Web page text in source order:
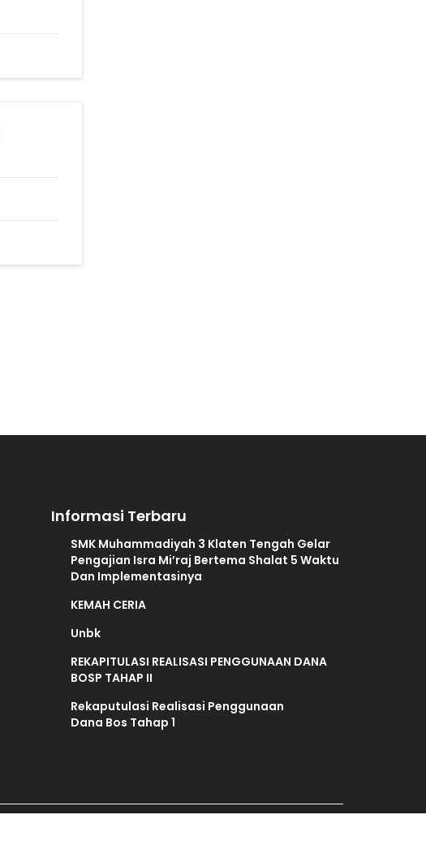
Informasi Terbaru
SMK Muhammadiyah 3 Klaten Tengah Gelar
Pengajian Isra Mi’raj Bertema Shalat 5 Waktu
Dan Implementasinya
KEMAH CERIA
Unbk
REKAPITULASI REALISASI PENGGUNAAN DANA
BOSP TAHAP II
Rekaputulasi Realisasi Penggunaan
Dana Bos Tahap 1